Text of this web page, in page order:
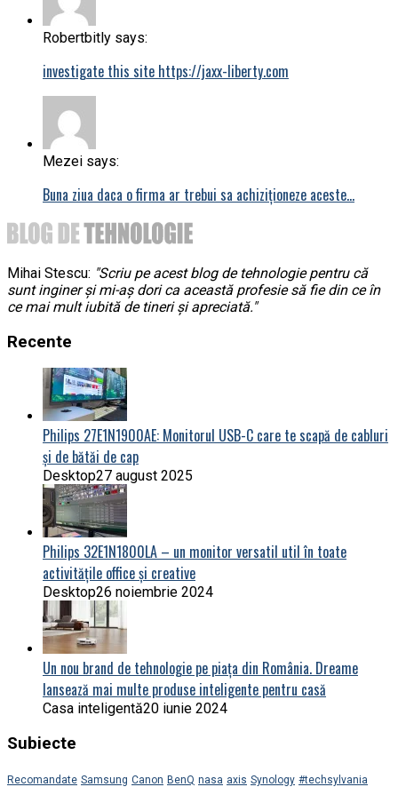
Robertbitly says:
investigate this site https://jaxx-liberty.com
Mezei says:
Buna ziua daca o firma ar trebui sa achiziționeze aceste…
Mihai Stescu: "Scriu pe acest blog de tehnologie pentru că
sunt inginer și mi-aș dori ca această profesie să fie din ce în
ce mai mult iubită de tineri și apreciată."
Recente
Philips 27E1N1900AE: Monitorul USB-C care te scapă de cabluri
și de bătăi de cap
Desktop27 august 2025
Philips 32E1N1800LA – un monitor versatil util în toate
activitățile office și creative
Desktop26 noiembrie 2024
Un nou brand de tehnologie pe piața din România. Dreame
lansează mai multe produse inteligente pentru casă
Casa inteligentă20 iunie 2024
Subiecte
Recomandate Samsung Canon BenQ nasa axis Synology #techsylvania